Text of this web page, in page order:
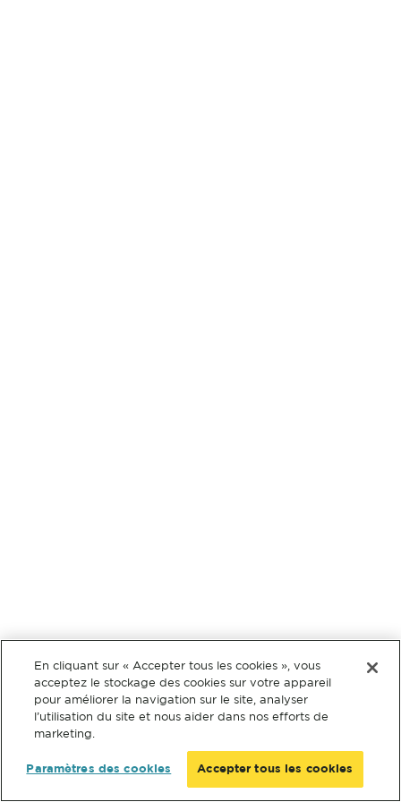
En cliquant sur « Accepter tous les cookies », vous
acceptez le stockage des cookies sur votre appareil
pour améliorer la navigation sur le site, analyser
l’utilisation du site et nous aider dans nos efforts de
marketing.
Paramètres des cookies Accepter tous les cookies